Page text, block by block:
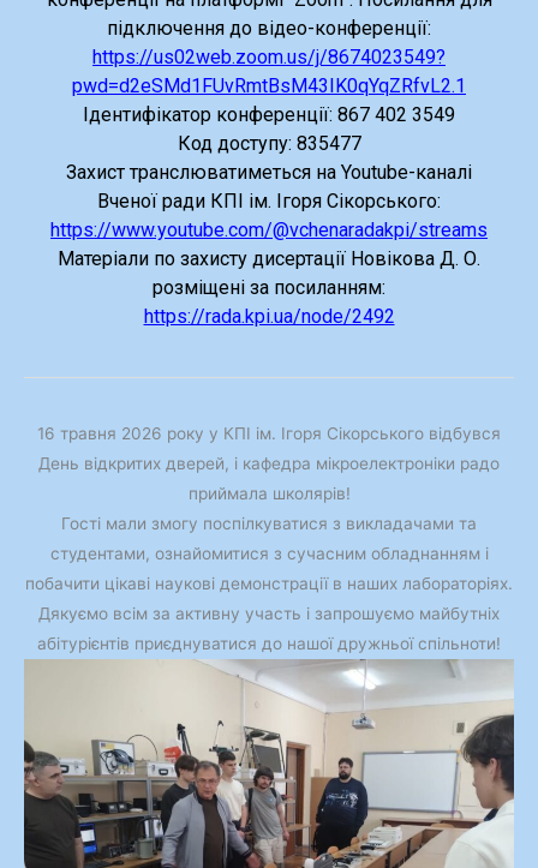
підключення до вiдео-конференцiї:
https://us02web.zoom.us/j/8674023549?
pwd=d2eSMd1FUvRmtBsM43IK0qYqZRfvL2.1
Ідентифікатор конференції: 867 402 3549
Код доступу: 835477
Захист транслюватиметься на Youtube-каналі
Вченої ради КПІ ім. Ігоря Сікорського:
https://www.youtube.com/@vchenaradakpi/streams
Матеріали по захисту дисертації Новікова Д. О.
розміщені за посиланням:
https://rada.kpi.ua/node/2492
16 травня 2026 року у КПІ ім. Ігоря Сікорського відбувся
День відкритих дверей, і кафедра мікроелектроніки радо
приймала школярів!
Гості мали змогу поспілкуватися з викладачами та
студентами, ознайомитися з сучасним обладнанням і
побачити цікаві наукові демонстрації в наших лабораторіях.
Дякуємо всім за активну участь і запрошуємо майбутніх
абітурієнтів приєднуватися до нашої дружньої спільноти!